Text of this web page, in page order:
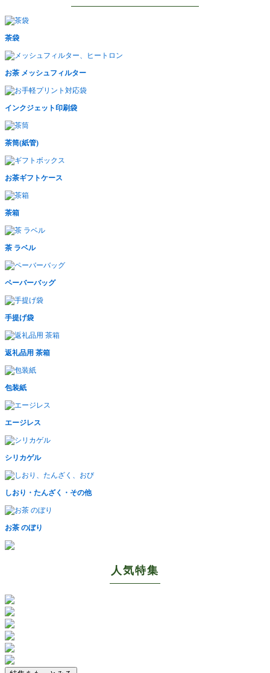
茶袋
お茶 メッシュフィルター
インクジェット印刷袋
茶筒(紙管)
お茶ギフトケース
茶箱
茶 ラベル
ペーバーバッグ
手提げ袋
返礼品用 茶箱
包装紙
エージレス
シリカゲル
しおり・たんざく・その他
お茶 のぼり
人気特集